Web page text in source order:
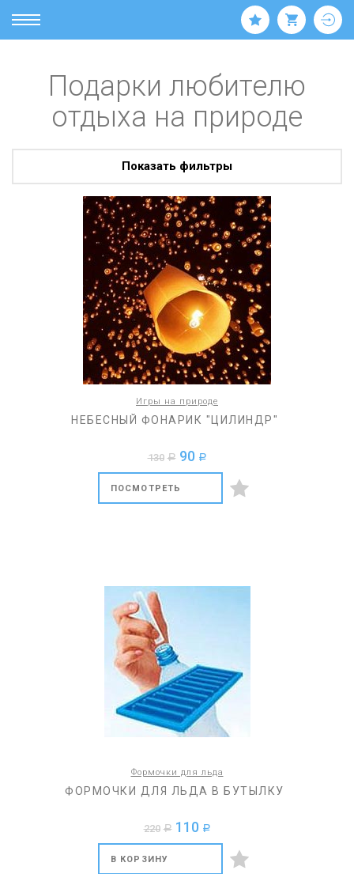
Подарки любителю
отдыха на природе
Показать фильтры
Игры на природе
НЕБЕСНЫЙ ФОНАРИК "ЦИЛИНДР"
130 a 90 a
ПОСМОТРЕТЬ
Формочки для льда
ФОРМОЧКИ ДЛЯ ЛЬДА В БУТЫЛКУ
220 a 110 a
В КОРЗИНУ